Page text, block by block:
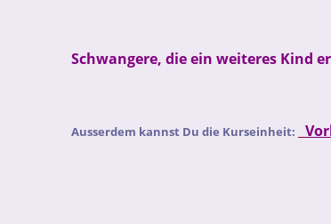
Schwangere, die ein weiteres Kind
Ausserdem kannst Du die Kurseinheit: